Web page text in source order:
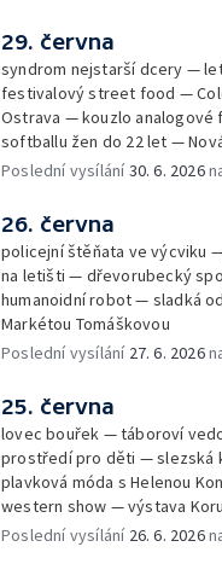
29. června
syndrom nejstarší dcery —
festivalový street food —
Ostrava — kouzlo analogové
softballu žen do 22 let —
úsporám — Global Teacher
Poslední vysílání30. 6. 2026
26. června
policejní štěňata ve výcviku
na letišti — dřevorubecký
humanoidní robot — sladká
Markétou Tomáškovou
Poslední vysílání 27. 6. 2026
25. června
lovec bouřek — táboroví
prostředí pro děti — slezská
plavková móda s Helenou
western show — výstava
mladý lezecký fenomén Josef
Poslední vysílání 26. 6. 2026